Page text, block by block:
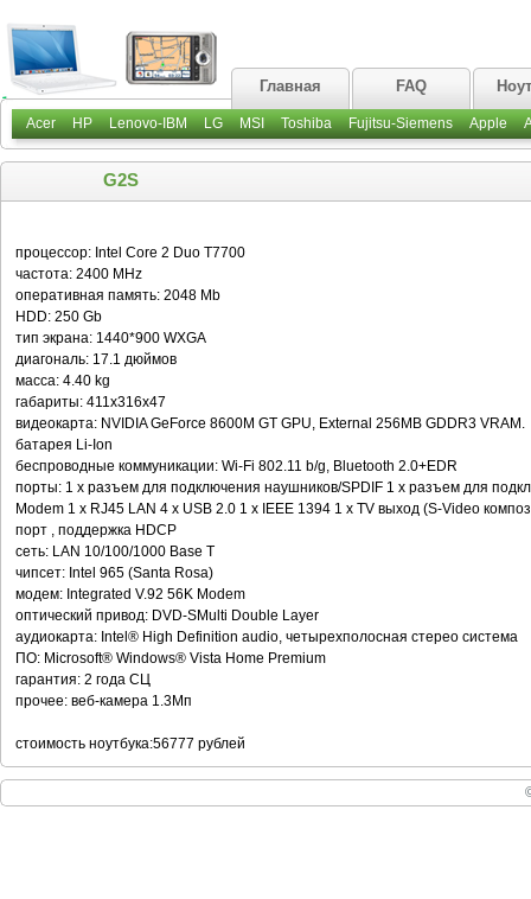
Главная FAQ
Acer HP Lenovo-IBM LG MSI Toshiba Fujitsu-Siemens Apple
G2S
процессор: Intel Core 2 Duo T7700
частота: 2400 MHz
оперативная память: 2048 Mb
HDD: 250 Gb
тип экрана: 1440*900 WXGA
диагональ: 17.1 дюймов
масса: 4.40 kg
габариты: 411x316x47
видеокарта: NVIDIA GeForce 8600M GT GPU, External 256MB GDDR3 VRAM.
батарея Li-Ion
беспроводные коммуникации: Wi-Fi 802.11 b/g, Bluetooth 2.0+EDR
порты: 1 x разъем для подключения наушников/SPDIF 1 x разъем для
Modem 1 x RJ45 LAN 4 x USB 2.0 1 x IEEE 1394 1 x TV выход (S-Video
порт , поддержка HDCP
сеть: LAN 10/100/1000 Base T
чипсет: Intel 965 (Santa Rosa)
модем: Integrated V.92 56K Modem
оптический привод: DVD-SMulti Double Layer
аудиокарта: Intel® High Definition audio, четырехполосная стерео система
ПО: Microsoft® Windows® Vista Home Premium
гарантия: 2 года СЦ
прочее: веб-камера 1.3Мп
стоимость ноутбука:56777 рублей